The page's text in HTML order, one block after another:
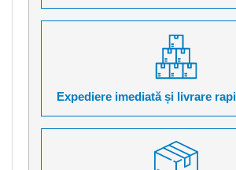
Expediere imediată și livrare